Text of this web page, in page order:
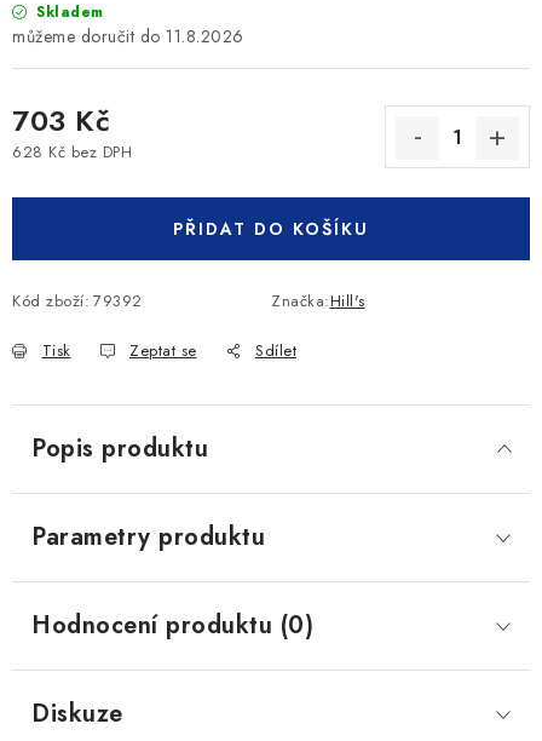
Skladem
11.8.2026
703 Kč
628 Kč bez DPH
PŘIDAT DO KOŠÍKU
Kód zboží: 79392 Značka:Hill's
Tisk Zeptat se Sdílet
Popis produktu
Parametry produktu
Hodnocení produktu (0)
Diskuze